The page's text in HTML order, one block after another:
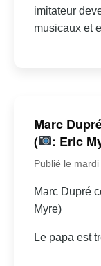
imitateur
musicaux et
Marc
(
: Eric
Publié le
Marc Dupré
Myre)
Le papa est